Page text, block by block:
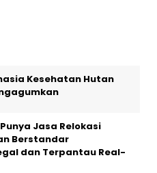
Kesehatan Hutan
Jasa Relokasi
Berstandar
dan Terpantau Real-